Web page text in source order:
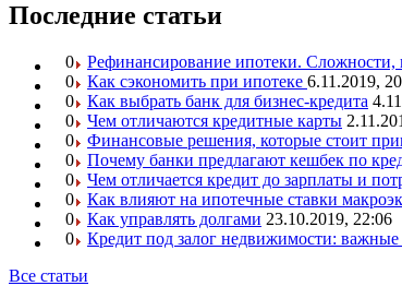
Последние статьи
0 Рефинансирование ипотеки. Сложности,
0
Как сэкономить при ипотеке 6.11.2019,
0
Как выбрать банк для бизнес-кредита
0
Чем отличаются кредитные карты
0
Финансовые решения, которые стоит
0
Почему банки предлагают кешбек по
0
Чем отличается кредит до зарплаты и
0
Как влияют на ипотечные ставки
0
Как управлять долгами 23.10.2019, 22:06
0
Кредит под залог недвижимости:
Все статьи